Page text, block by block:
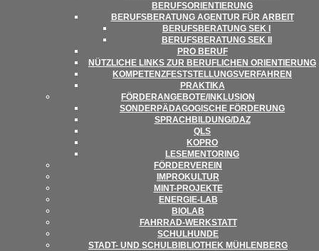
BERUFSORIENTIERUNG
BERUFS­BE­RA­TUNG AGEN­TUR FÜR ARBEIT
BERUFS­BE­RA­TUNG SEK I
BERUFS­BE­RA­TUNG SEK II
PRO BERUF
NÜTZ­LI­CHE LINKS ZUR BERUF­LI­CHEN ORIENTIERUNG
KOM­PE­TENZ­FEST­STEL­LUNGS­VER­FAH­REN
PRAK­TIKA
FÖRDERANGEBOTE/​​INKLUSION
SON­DER­PÄD­AGO­GI­SCHE FÖRDERUNG
SPRACHBILDUNG/​​DAZ
QLS
KOPRO
LESE­MEN­TO­RING
FÖR­DER­VER­EIN
IMPRO­KUL­TUR
MINT-PRO­­JEKTE
ENER­­GIE-LAB
BIO­LAB
FAHR­RAD-WER­K­STATT
SCHUL­HUNDE
STADT- UND SCHUL­BI­BLIO­THEK MÜHLENBERG